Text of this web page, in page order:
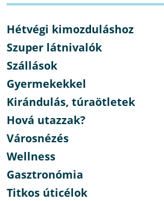
Hétvégi kimozduláshoz
Szuper látnivalók
Szállások
Gyermekekkel
Kirándulás, túraötletek
Hová utazzak?
Városnézés
Wellness
Gasztronómia
Titkos úticélok